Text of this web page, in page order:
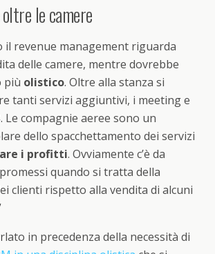
le camere
il revenue management riguarda
delle camere, mentre dovrebbe
più olistico. Oltre alla stanza si
tanti servizi aggiuntivi, i meeting e
Le compagnie aeree sono un
dello spacchettamento dei servizi
i profitti. Ovviamente c’è da
quando si tratta della
clienti rispetto alla vendita di alcuni
in precedenza della necessità di